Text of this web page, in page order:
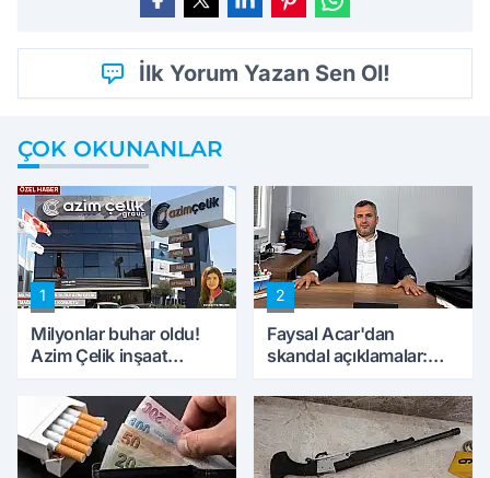
İlk Yorum Yazan Sen Ol!
ÇOK OKUNANLAR
1
Milyonlar buhar oldu!
Azim Çelik inşaat
konuştu
2
Faysal Acar'dan
skandal açıklamalar:
peynircilerimizi de
kıskaca aldı, müdahale
ettik'